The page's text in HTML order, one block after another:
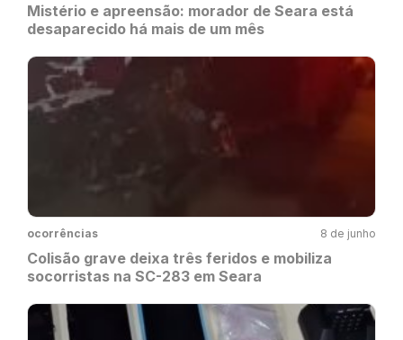
Mistério e apreensão: morador de Seara está
desaparecido há mais de um mês
ocorrências 8 de junho
Colisão grave deixa três feridos e mobiliza
socorristas na SC-283 em Seara